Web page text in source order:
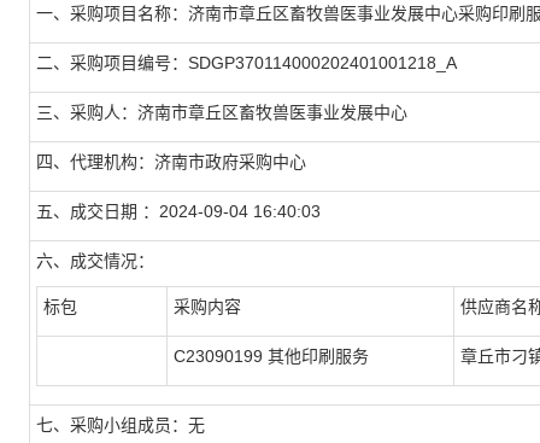
一、采购项目名称：济南市章丘区畜牧兽医事业发展中心采购印刷
二、采购项目编号：SDGP370114000202401001218_A
三、采购人：济南市章丘区畜牧兽医事业发展中心
四、代理机构：济南市政府采购中心
五、成交日期 ：2024-09-04 16:40:03
六、成交情况：
标包 采购内容 供应商名
C23090199 其他印刷服务 章丘市刁
七、采购小组成员：无